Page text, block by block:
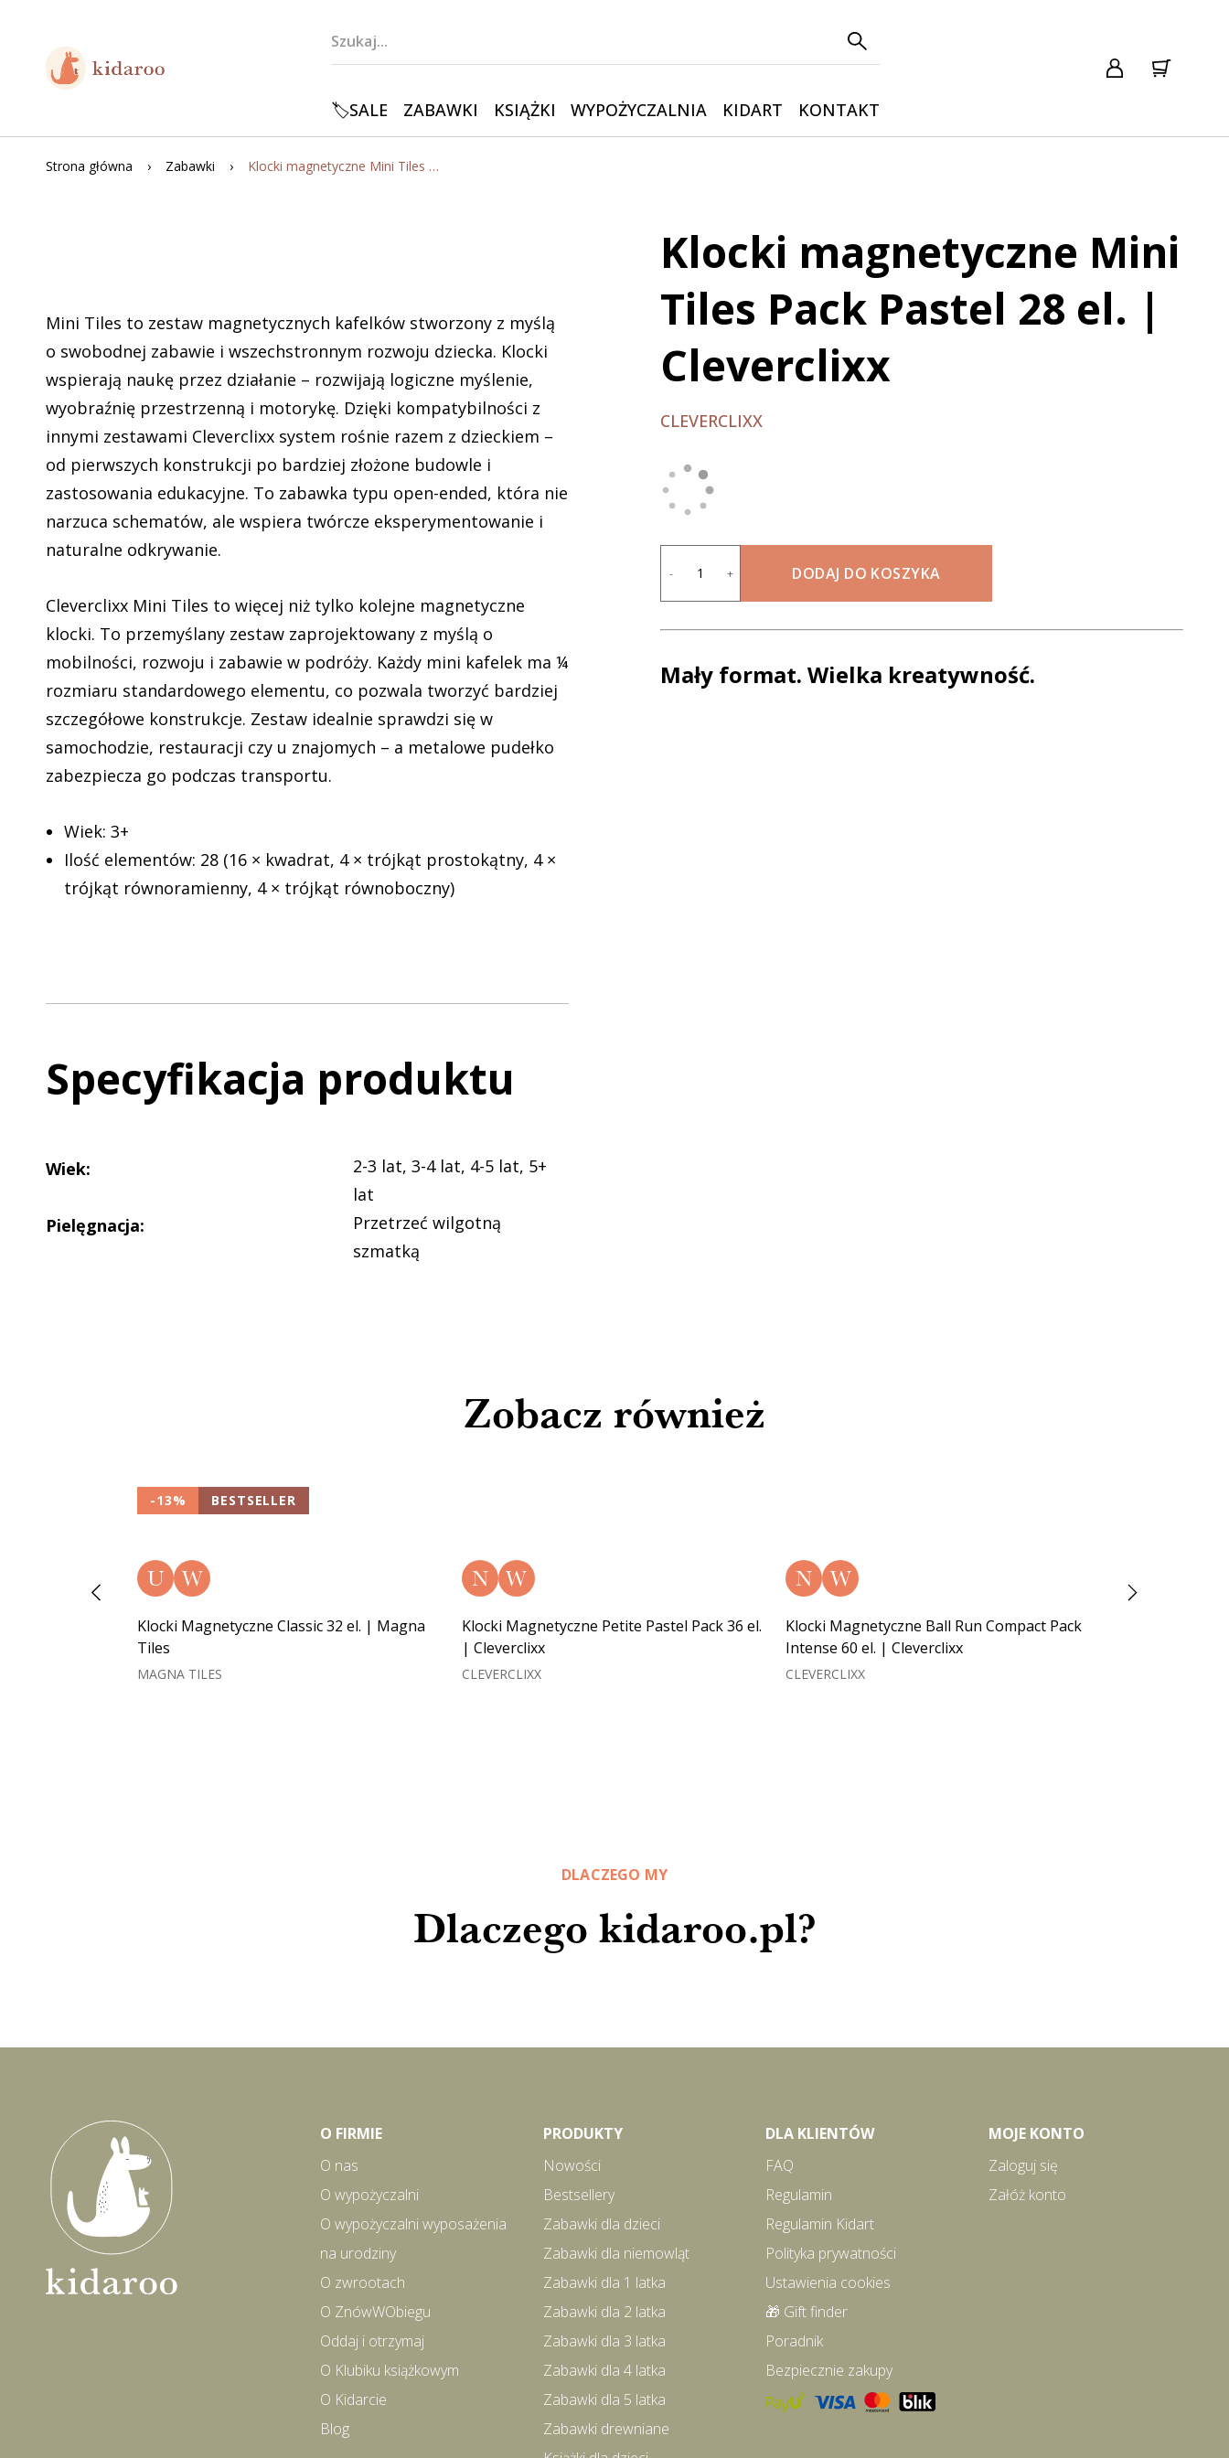
🏷️SALE ZABAWKI KSIĄŻKI WYPOŻYCZALNIA KIDART KONTAKT
Strona główna Zabawki Klocki magnetyczne Mini Tiles Pack Pastel 28 el. | Cleverclixx
Klocki magnetyczne Mini
Tiles Pack Pastel 28 el. |
Cleverclixx
CLEVERCLIXX
- + DODAJ DO KOSZYKA
Mały format. Wielka kreatywność.
Mini Tiles to zestaw magnetycznych kafelków stworzony z myślą
o swobodnej zabawie i wszechstronnym rozwoju dziecka. Klocki
wspierają naukę przez działanie – rozwijają logiczne myślenie,
wyobraźnię przestrzenną i motorykę. Dzięki kompatybilności z
innymi zestawami Cleverclixx system rośnie razem z dzieckiem –
od pierwszych konstrukcji po bardziej złożone budowle i
zastosowania edukacyjne. To zabawka typu open-ended, która nie
narzuca schematów, ale wspiera twórcze eksperymentowanie i
naturalne odkrywanie.
Cleverclixx Mini Tiles to więcej niż tylko kolejne magnetyczne
klocki. To przemyślany zestaw zaprojektowany z myślą o
mobilności, rozwoju i zabawie w podróży. Każdy mini kafelek ma ¼
rozmiaru standardowego elementu, co pozwala tworzyć bardziej
szczegółowe konstrukcje. Zestaw idealnie sprawdzi się w
samochodzie, restauracji czy u znajomych – a metalowe pudełko
zabezpiecza go podczas transportu.
Wiek: 3+
Ilość elementów: 28 (16 × kwadrat, 4 × trójkąt prostokątny, 4 ×
trójkąt równoramienny, 4 × trójkąt równoboczny)
Specyfikacja produktu
Wiek:
2-3 lat, 3-4 lat, 4-5 lat, 5+
lat
Pielęgnacja:
Przetrzeć wilgotną
szmatką
Zobacz również
U W
Klocki Magnetyczne Classic 32 el. | Magna
Tiles
MAGNA TILES
-13% BESTSELLER
N W
Klocki Magnetyczne Petite Pastel Pack 36 el.
| Cleverclixx
CLEVERCLIXX
N W
Klocki Magnetyczne Ball Run Compact Pack
Intense 60 el. | Cleverclixx
CLEVERCLIXX
N
Dlaczego kidaroo.pl?
DLACZEGO MY
O FIRMIE
O nas
O wypożyczalni
O wypożyczalni wyposażenia
na urodziny
O zwrootach
O ZnówWObiegu
Oddaj i otrzymaj
O Klubiku książkowym
O Kidarcie
Blog
PRODUKTY
Nowości
Bestsellery
Zabawki dla dzieci
Zabawki dla niemowląt
Zabawki dla 1 latka
Zabawki dla 2 latka
Zabawki dla 3 latka
Zabawki dla 4 latka
Zabawki dla 5 latka
Zabawki drewniane
DLA KLIENTÓW
FAQ
Regulamin
Regulamin Kidart
Polityka prywatności
Ustawienia cookies
🎁 Gift finder
Poradnik
Bezpiecznie zakupy
MOJE KONTO
Zaloguj się
Załóż konto